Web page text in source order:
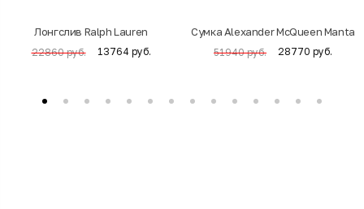
Лонгслив Ralph Lauren
22860 руб. 13764 руб.
Cумка Alexander McQueen Manta
51940 руб. 28770 руб.